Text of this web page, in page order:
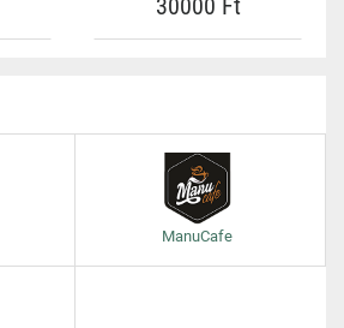
30000 Ft
ManuCafe